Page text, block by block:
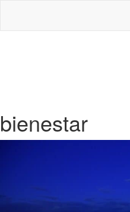
bienestar